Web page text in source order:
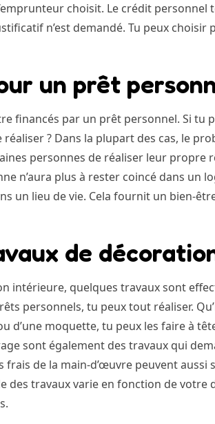
choisit. Le crédit
n’est demandé. Tu peux choisir
un prêt
financés par un prêt personnel. Si tu
? Dans la plupart des cas, le
personnes de réaliser leur propre
n’aura plus à rester coincé dans un
un lieu de vie. Cela fournit un bien-
de
intérieure, quelques travaux sont
personnels, tu peux tout réaliser.
d’une moquette, tu peux les faire à
sont également des travaux qui
de la main-d’œuvre peuvent aussi
des travaux varie en fonction de votre